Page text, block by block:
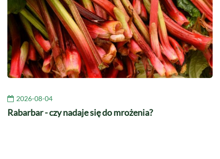
2026-08-04
Rabarbar - czy nadaje się do mrożenia?